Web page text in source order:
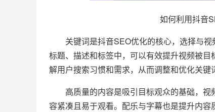
如何利用抖音
关键词是抖音SEO优化的核心，选择与视
标题、描述和标签中，可以有效提升视频被
解用户搜索习惯和需求，从而调整和优化关键
高质量的内容是吸引目标观众的基础，视
容紧凑且易于观看。配乐与字幕也是提升内